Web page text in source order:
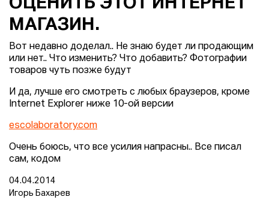
ОЦЕНИТЬ ЭТОТ ИНТЕРНЕТ
МАГАЗИН.
Вот недавно доделал.. Не знаю будет ли продающим
или нет.. Что изменить? Что добавить? Фотографии
товаров чуть позже будут
И да, лучше его смотреть с любых браузеров, кроме
Internet Explorer ниже 10-ой версии
escolaboratory.com
Очень боюсь, что все усилия напрасны.. Все писал
сам, кодом
04.04.2014
Игорь Бахарев